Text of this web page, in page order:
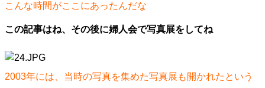
こんな時間がここにあったんだな
この記事はね、その後に婦人会で写真展をしてね
2003年には、当時の写真を集めた写真展も開かれたという